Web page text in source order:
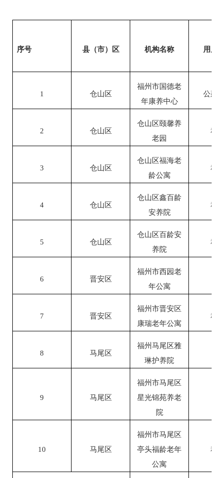
序号 县（市）区 机构名称 用房
1 仓山区
福州市国德老
年康养中心
公建
2 仓山区
仓山区颐馨养
老园
租
3 仓山区
仓山区福海老
龄公寓
租
4 仓山区
仓山区鑫百龄
安养院
租
5 仓山区
仓山区百龄安
养院
租
6 晋安区
福州市西园老
年公寓
7 晋安区
福州市晋安区
康瑞老年公寓
租
8 马尾区
福州马尾区雅
琳护养院
9 马尾区
福州市马尾区
星光锦苑养老
院
10 马尾区
福州市马尾区
亭头福龄老年
公寓
租